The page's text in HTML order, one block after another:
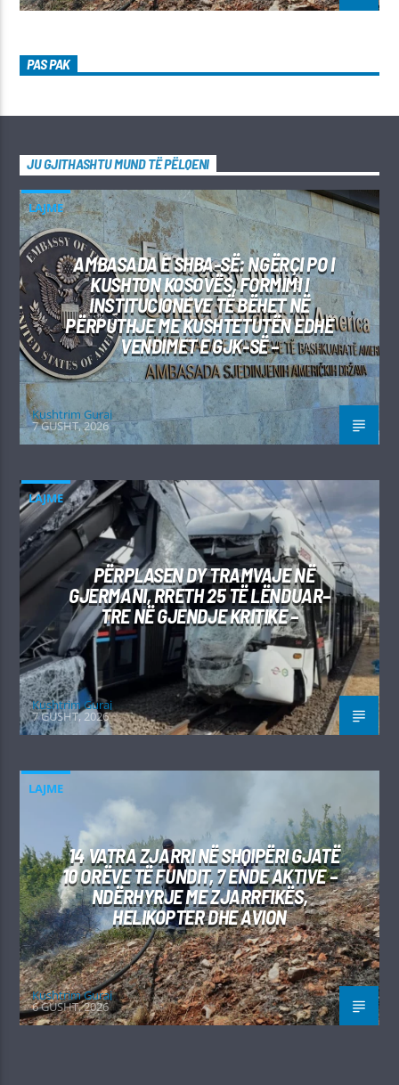
PAS PAK
JU GJITHASHTU MUND TË PËLQENI
LAJME
AMBASADA E SHBA-SË: NGËRÇI PO I
KUSHTON KOSOVËS, FORMIMI I
INSTITUCIONEVE TË BËHET NË
PËRPUTHJE ME KUSHTETUTËN EDHE
VENDIMET E GJK-SË –
Kushtrim Guraj
7 GUSHT, 2026
LAJME
PËRPLASEN DY TRAMVAJE NË
GJERMANI, RRETH 25 TË LËNDUAR–
TRE NË GJENDJE KRITIKE –
Kushtrim Guraj
7 GUSHT, 2026
LAJME
14 VATRA ZJARRI NË SHQIPËRI GJATË
10 ORËVE TË FUNDIT, 7 ENDE AKTIVE –
NDËRHYRJE ME ZJARRFIKËS,
HELIKOPTER DHE AVION
Kushtrim Guraj
6 GUSHT, 2026